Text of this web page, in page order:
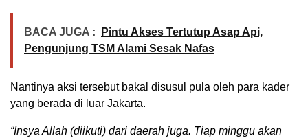
BACA JUGA :
Pintu Akses Tertutup Asap Api,
Pengunjung TSM Alami Sesak Nafas
Nantinya aksi tersebut bakal disusul pula oleh para kader
yang berada di luar Jakarta.
“Insya Allah (diikuti) dari daerah juga. Tiap minggu akan